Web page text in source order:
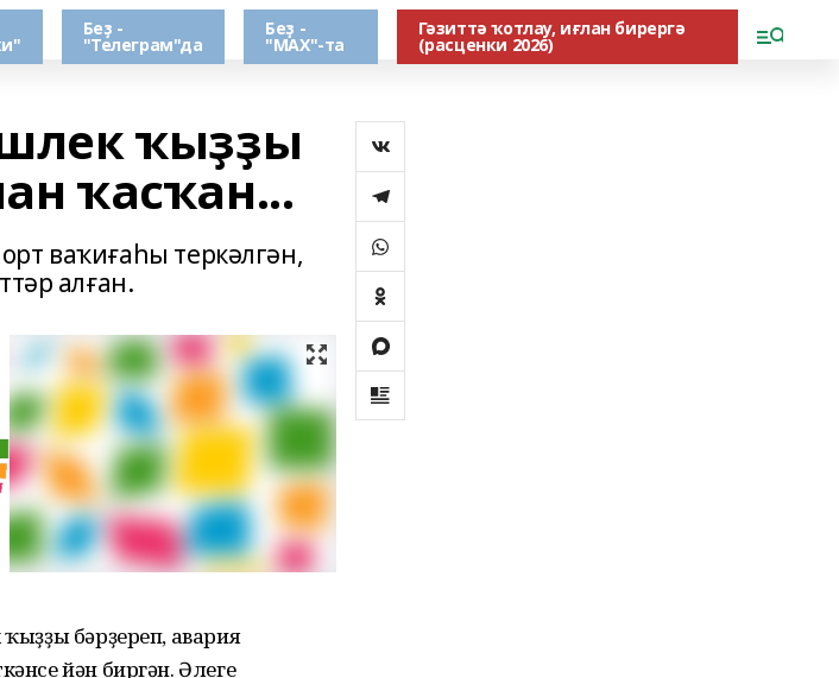
Беҙ -
"Телеграм"да
Беҙ -
"МАХ"-та
Гәзиттә ҡотлау, иғлан бирергә
(расценки 2026)
ҡыҙҙы
ҡасҡан...
ваҡиғаһы теркәлгән,
алған.
бәрҙереп, авария
йән биргән. Әлеге